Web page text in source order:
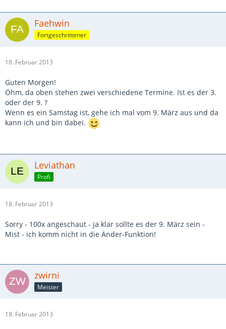
Faehwin
Fortgeschrittener
18. Februar 2013
Guten Morgen!
Öhm, da oben stehen zwei verschiedene Termine. Ist es der 3.
oder der 9. ?
Wenn es ein Samstag ist, gehe ich mal vom 9. März aus und da
kann ich und bin dabei.
Leviathan
Profi
18. Februar 2013
Sorry - 100x angeschaut - ja klar sollte es der 9. März sein -
Mist - ich komm nicht in die Änder-Funktion!
zwirni
Meister
18. Februar 2013